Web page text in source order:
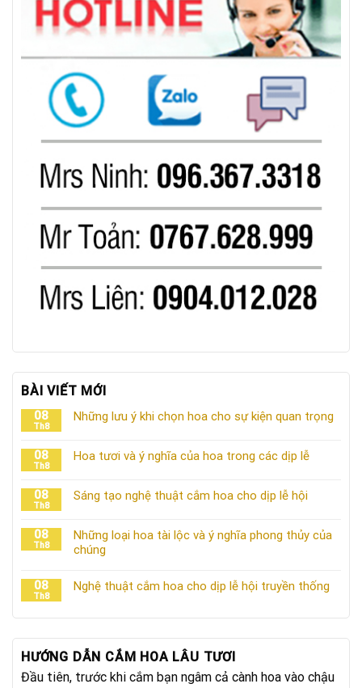
BÀI VIẾT MỚI
08
Th8
Những lưu ý khi chọn hoa cho sự kiện quan trọng
08
Th8
Hoa tươi và ý nghĩa của hoa trong các dịp lễ
08
Th8
Sáng tạo nghệ thuật cắm hoa cho dịp lễ hội
08
Th8
Những loại hoa tài lộc và ý nghĩa phong thủy của
chúng
08
Th8
Nghệ thuật cắm hoa cho dịp lễ hội truyền thống
HƯỚNG DẪN CẮM HOA LÂU TƯƠI
Đầu tiên, trước khi cắm bạn ngâm cả cành hoa vào chậu